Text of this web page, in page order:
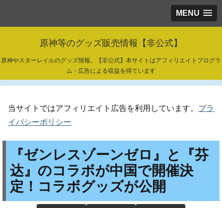
MENU
原神等のグッズ販売情報【非公式】
原神やスターレイルのグッズ情報。【非公式】本サイトはアフィリエイトプログラ
ム・広告による収益を得ています
当サイトではアフィリエイト広告を利用しています。 プラ
イバシーポリシー
『ゼンレスゾーンゼロ』と『芬
达』のコラボが中国で開催決
定！コラボグッズが公開